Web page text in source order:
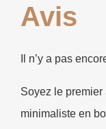
Avis
Il n’y a pas
Soyez le premier
minimaliste en